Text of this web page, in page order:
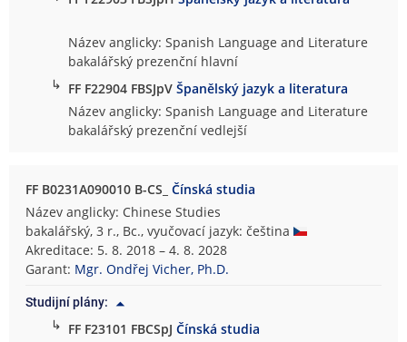
Název anglicky: Spanish Language and Literature
bakalářský prezenční hlavní
↳ FF F22904 FBSJpVŠpanělský jazyk a literatura
Název anglicky: Spanish Language and Literature
bakalářský prezenční vedlejší
FF B0231A090010 B-CS_Čínská studia
Název anglicky: Chinese Studies
bakalářský, 3 r., Bc., vyučovací jazyk: čeština
Akreditace: 5. 8. 2018 – 4. 8. 2028
Garant: Mgr. Ondřej Vicher, Ph.D.
Studijní plány:
↳ FF F23101 FBCSpJČínská studia